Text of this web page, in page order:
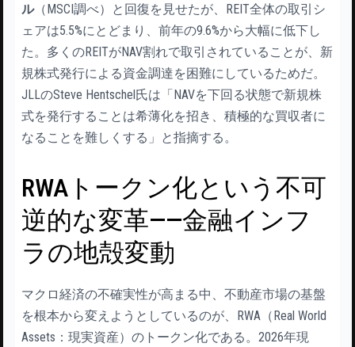
ル（MSCI調べ）と回復を見せたが、REIT全体の取引シ
ェアは5.5%にとどまり、前年の9.6%から大幅に低下し
た。多くのREITがNAV割れで取引されていることが、新
規株式発行による資金調達を困難にしているためだ。
JLLのSteve Hentschel氏は「NAVを下回る状態で新規株
式を発行することは希薄化を招き、積極的な買収者に
なることを難しくする」と指摘する。
RWAトークン化という不可
逆的な変革——金融インフ
ラの地殻変動
マクロ経済の不確実性が高まる中、不動産市場の基盤
を根本から変えようとしているのが、RWA（Real World
Assets：現実資産）のトークン化である。2026年現